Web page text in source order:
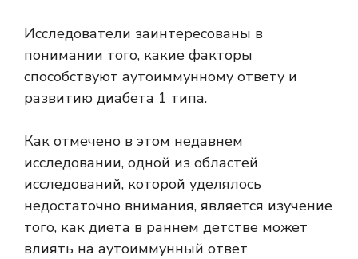
Исследователи заинтересованы в
понимании того, какие факторы
способствуют аутоиммунному ответу и
развитию диабета 1 типа.
Как отмечено в этом недавнем
исследовании, одной из областей
исследований, которой уделялось
недостаточно внимания, является изучение
того, как диета в раннем детстве может
влиять на аутоиммунный ответ